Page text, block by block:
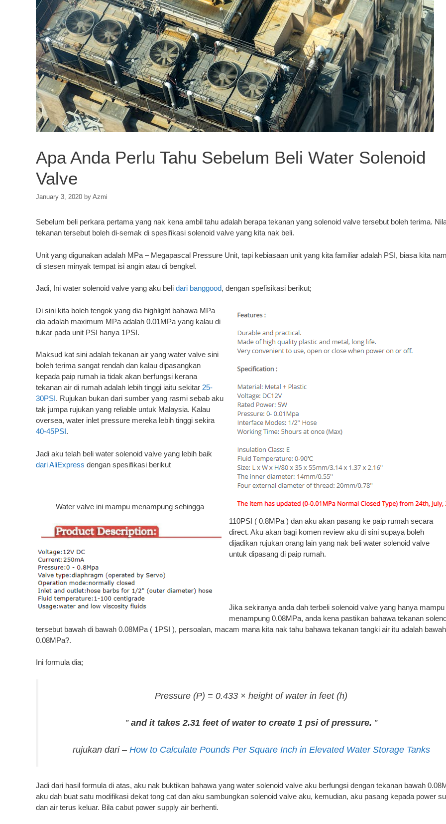
Apa Anda Perlu Tahu Sebelum Beli Water Solenoid
Valve
January 3, 2020 by Azmi
Sebelum beli perkara pertama yang nak kena ambil tahu adalah berapa tekanan yang solenoid valve tersebut boleh terima.
tekanan tersebut boleh di-semak di spesifikasi solenoid valve yang kita nak beli.
Unit yang digunakan adalah MPa – Megapascal Pressure Unit, tapi kebiasaan unit yang kita familiar adalah PSI, biasa kita
di stesen minyak tempat isi angin atau di bengkel.
Jadi, Ini water solenoid valve yang aku beli dari banggood, dengan spefisikasi berikut;
Di sini kita boleh tengok yang dia highlight bahawa MPa
dia adalah maximum MPa adalah 0.01MPa yang kalau di
tukar pada unit PSI hanya 1PSI.
Maksud kat sini adalah tekanan air yang water valve sini
boleh terima sangat rendah dan kalau dipasangkan
kepada paip rumah ia tidak akan berfungsi kerana
tekanan air di rumah adalah lebih tinggi iaitu sekitar 25-
30PSI. Rujukan bukan dari sumber yang rasmi sebab aku
tak jumpa rujukan yang reliable untuk Malaysia. Kalau
oversea, water inlet pressure mereka lebih tinggi sekira
40-45PSI.
Jadi aku telah beli water solenoid valve yang lebih baik
dari AliExpress dengan spesifikasi berikut
Water valve ini mampu menampung sehingga
110PSI ( 0.8MPa ) dan aku akan pasang ke paip rumah secara
direct. Aku akan bagi komen review aku di sini supaya boleh
dijadikan rujukan orang lain yang nak beli water solenoid valve
untuk dipasang di paip rumah.
Jika sekiranya anda dah terbeli solenoid valve yang hanya mampu
menampung 0.08MPa, anda kena pastikan bahawa tekanan
tersebut bawah di bawah 0.08MPa ( 1PSI ), persoalan, macam mana kita nak tahu bahawa tekanan tangki air itu adalah bawah
0.08MPa?.
Ini formula dia;
Pressure (P) = 0.433 × height of water in feet (h)
” and it takes 2.31 feet of water to create 1 psi of pressure. ”
rujukan dari – How to Calculate Pounds Per Square Inch in Elevated Water Storage Tanks
Jadi dari hasil formula di atas, aku nak buktikan bahawa yang water solenoid valve aku berfungsi dengan tekanan bawah
aku dah buat satu modifikasi dekat tong cat dan aku sambungkan solenoid valve aku, kemudian, aku pasang kepada power
dan air terus keluar. Bila cabut power supply air berhenti.